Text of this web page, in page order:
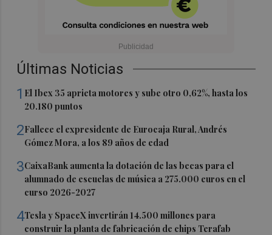
Últimas Noticias
1 El Ibex 35 aprieta motores y sube otro 0,62%, hasta los
20.180 puntos
2Fallece el expresidente de Eurocaja Rural, Andrés
Gómez Mora, a los 89 años de edad
3CaixaBank aumenta la dotación de las becas para el
alumnado de escuelas de música a 275.000 euros en el
curso 2026-2027
4Tesla y SpaceX invertirán 14.500 millones para
construir la planta de fabricación de chips Terafab